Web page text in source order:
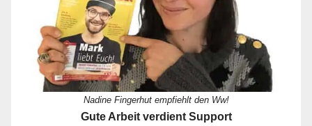
Nadine Fingerhut empfiehlt den Ww!
Gute Arbeit verdient Support